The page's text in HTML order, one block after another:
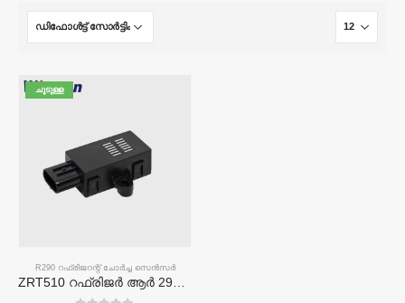
ചൂടുള്ള
R290 റഫ്രിജറന്റ് ചോർച്ച സെൻസർ